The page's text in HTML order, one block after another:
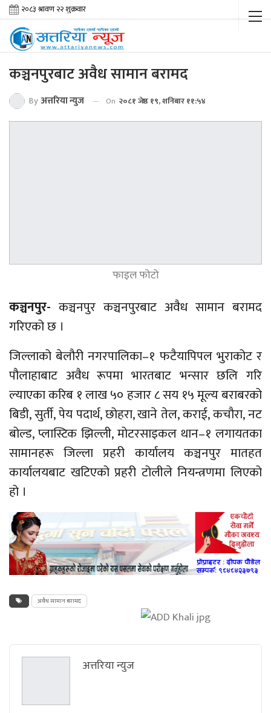
कञ्चनपुरबाट अवैध सामान बरामद
By अत्तरिया न्युज On २०८१ जेष्ठ १९, शनिबार ११:५४
फाइल फोटो
कञ्चनपुर- कञ्चनपुर कञ्चनपुरबाट अवैध सामान बरामद
गरिएको छ ।
जिल्लाको बेलौरीनगरपालिका–१ फटैयापिपल भुराकोटर
पौलाहाबाट अवैध रूपमा भारतबाट भन्सारछलि गरि
ल्याएका करिब १ लाख ५० हजार ८ सय १५ मूल्य बराबरको
बिडी, सुर्ती, पेय पदार्थ,छोहरा,खाने तेल, कराई, कचौरा, नट
बोल्ड, प्लास्टिक झिल्ली, मोटरसाइकल थान–१ लगायतका
सामानहरू जिल्ला प्रहरी कार्यालय कञ्चनपुर मातहत
कार्यालयबाट खटिएको प्रहरी टोलीले नियन्त्रणमा लिएको
हो ।
अवैध सामान बरामद
अत्तरिया न्युज